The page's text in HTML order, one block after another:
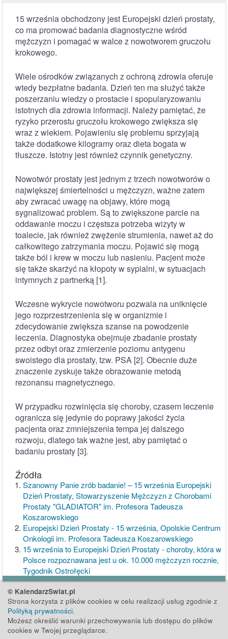
15 września obchodzony jest Europejski dzień prostaty,
co ma promować badania diagnostyczne wśród
mężczyzn i pomagać w walce z nowotworem gruczołu
krokowego.
Wiele ośrodków związanych z ochroną zdrowia oferuje
wtedy bezpłatne badania. Dzień ten ma służyć także
poszerzaniu wiedzy o prostacie i spopularyzowaniu
istotnych dla zdrowia informacji. Należy pamiętać, że
ryzyko przerostu gruczołu krokowego zwiększa się
wraz z wiekiem. Pojawieniu się problemu sprzyjają
także dodatkowe kilogramy oraz dieta bogata w
tłuszcze. Istotny jest również czynnik genetyczny.
Nowotwór prostaty jest jednym z trzech nowotworów o
największej śmiertelności u mężczyzn, ważne zatem
aby zwracać uwagę na objawy, które mogą
sygnalizować problem. Są to zwiększone parcie na
oddawanie moczu i częstsza potrzeba wizyty w
toalecie, jak również zwężenie strumienia, nawet aż do
całkowitego zatrzymania moczu. Pojawić się mogą
także ból i krew w moczu lub nasieniu. Pacjent może
się także skarżyć na kłopoty w sypialni, w sytuacjach
intymnych z partnerką [1].
Wczesne wykrycie nowotworu pozwala na uniknięcie
jego rozprzestrzenienia się w organizmie i
zdecydowanie zwiększa szanse na powodzenie
leczenia. Diagnostyka obejmuje zbadanie prostaty
przez odbyt oraz zmierzenie poziomu antygenu
swoistego dla prostaty, tzw. PSA [2]. Obecnie duże
znaczenie zyskuje także obrazowanie metodą
rezonansu magnetycznego.
W przypadku rozwinięcia się choroby, czasem leczenie
ogranicza się jedynie do poprawy jakości życia
pacjenta oraz zmniejszenia tempa jej dalszego
rozwoju, dlatego tak ważne jest, aby pamiętać o
badaniu prostaty [3].
Źródła
Szanowny Panie zrób badanie! – 15 września Europejski
Dzień Prostaty, Stowarzyszenie Mężczyzn z Chorobami
Prostaty "GLADIATOR" im. Profesora Tadeusza
Koszarowskiego
Europejski Dzień Prostaty - 15 września, Opolskie Centrum
Onkologii im. Profesora Tadeusza Koszarowskiego
15 września to Europejski Dzień Prostaty - choroby, która w
Polsce rozpoznawana jest u ok. 10.000 mężczyzn rocznie,
Tygodnik Ostrołęcki
© KalendarzSwiat.pl
Strona korzysta z plików cookies w celu realizacji usług zgodnie z
Polityką prywatności.
Możesz określić warunki przechowywania lub dostępu do plików
cookies w Twojej przeglądarce.